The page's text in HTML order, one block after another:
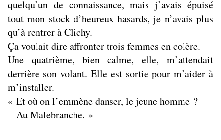
quelqu’un de connaissance, mais j’avais épuisé
tout mon stock d’heureux hasards, je n’avais plus
qu’à rentrer à Clichy.
Ça voulait dire affronter trois femmes en colère.
Une quatrième, bien calme, elle, m’attendait
derrière son volant. Elle est sortie pour m’aider à
m’installer.
« Et où on l’emmène danser, le jeune homme ?
– Au Malebranche. »